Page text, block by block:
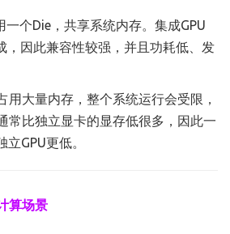
一个Die，共享系统内存。集成GPU
，因此兼容性较强，并且功耗低、发
用大量内存，整个系统运行会受限，
常比独立显卡的显存低很多，因此一
GPU更低。
算场景